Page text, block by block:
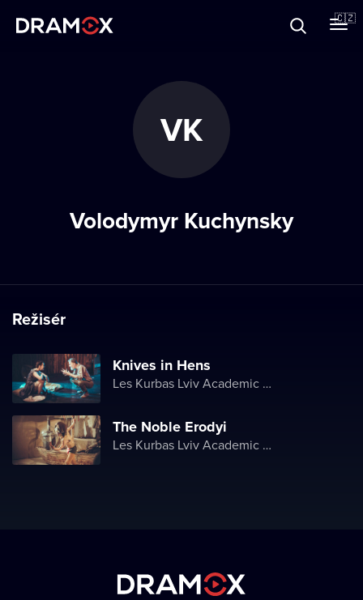
🇨🇿
VK
Volodymyr Kuchynsky
Režisér
Knives in Hens
Les Kurbas Lviv Academic Youth Theater
The Noble Erodyi
Les Kurbas Lviv Academic Youth Theater